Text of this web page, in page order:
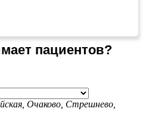
пациентов?
Очаково, Стрешнево,